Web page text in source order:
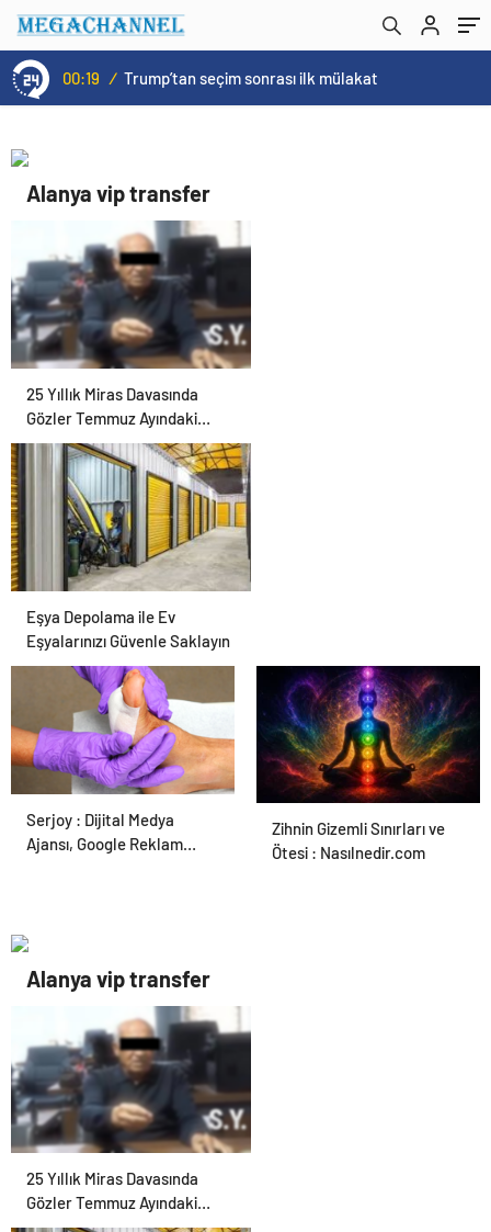
00:19 / Trump’tan seçim sonrası ilk mülakat
Alanya vip transfer
25 Yıllık Miras Davasında
Gözler Temmuz Ayındaki
Karar Duruşmasına Çevrildi
Eşya Depolama ile Ev
Eşyalarınızı Güvenle Saklayın
Ortopodoloji İle Diyabetik
Ayak Yarası Tedavisi
Zihnin Gizemli Sınırları ve
Ötesi : Nasılnedir.com
Serjoy : Dijital Medya
Ajansı, Google Reklam
Alanya vip transfer
25 Yıllık Miras Davasında
Gözler Temmuz Ayındaki
Karar Duruşmasına Çevrildi